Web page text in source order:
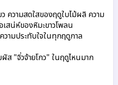
ความสดใสของฤดูใบไม้ผลิ ความ
สน่ห์ของหิมะขาวโพลน
ามประทับใจในทุกฤดูกาล
ส "จิ่วจ้ายโกว" ในฤดูไหนมาก